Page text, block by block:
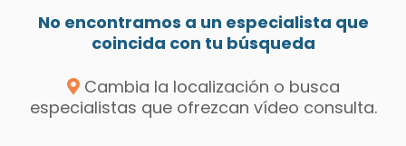
No encontramos a un especialista que
coincida con tu búsqueda
Cambia la localización o busca
especialistas que ofrezcan vídeo consulta.